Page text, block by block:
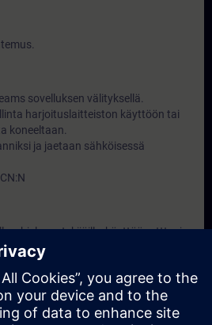
sovelluksen välityksellä.
harjoituslaitteiston käyttöön tai
koneeltaan.
ja jaetaan sähköisessä
ohjelman tekijöille, käyttöönottto- ja